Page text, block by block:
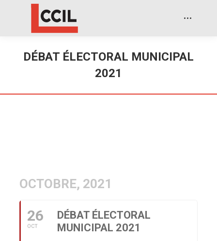
DÉBAT ÉLECTORAL MUNICIPAL
2021
OCTOBRE, 2021
26
OCT
DÉBAT ÉLECTORAL
MUNICIPAL 2021